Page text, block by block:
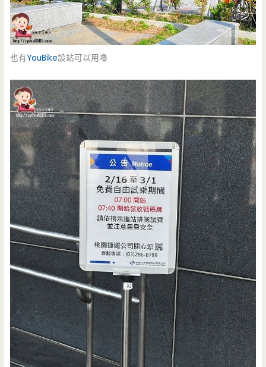
也有YouBike設站可以用嚕